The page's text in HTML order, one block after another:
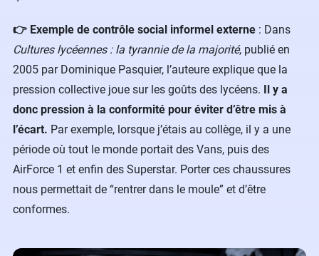
👉 Exemple de contrôle social informel externe : Dans
Cultures lycéennes : la tyrannie de la majorité, publié en
2005 par Dominique Pasquier, l’auteure explique que la
pression collective joue sur les goûts des lycéens. Il y a
donc pression à la conformité pour éviter d’être mis à
l’écart. Par exemple, lorsque j’étais au collège, il y a une
période où tout le monde portait des Vans, puis des
AirForce 1 et enfin des Superstar. Porter ces chaussures
nous permettait de “rentrer dans le moule” et d’être
conformes.